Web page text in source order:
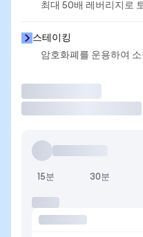
최대 50배 레버리지로
스테이킹
암호화폐를 운용하여
15분 30분